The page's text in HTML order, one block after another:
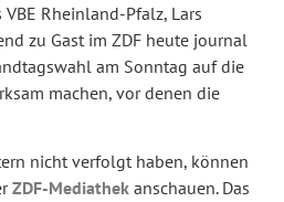
Rheinland-Pfalz, Lars
zu Gast im ZDF heute journal
am Sonntag auf die
machen, vor denen die
nicht verfolgt haben, können
ZDF-Mediathek anschauen. Das